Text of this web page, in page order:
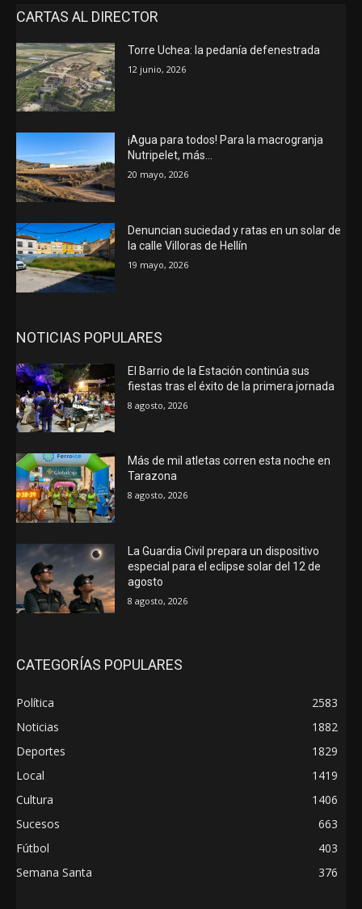
CARTAS AL DIRECTOR
Torre Uchea: la pedanía defenestrada
12 junio, 2026
¡Agua para todos! Para la macrogranja
Nutripelet, más…
20 mayo, 2026
Denuncian suciedad y ratas en un solar de
la calle Villoras de Hellín
19 mayo, 2026
NOTICIAS POPULARES
El Barrio de la Estación continúa sus
fiestas tras el éxito de la primera jornada
8 agosto, 2026
Más de mil atletas corren esta noche en
Tarazona
8 agosto, 2026
La Guardia Civil prepara un dispositivo
especial para el eclipse solar del 12 de
agosto
8 agosto, 2026
CATEGORÍAS POPULARES
Política
2583
Noticias
1882
Deportes
1829
Local
1419
Cultura
1406
Sucesos
663
Fútbol
403
Semana Santa
376